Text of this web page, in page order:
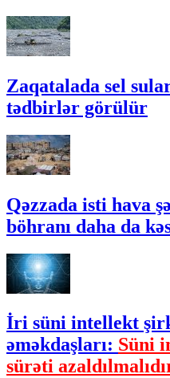
Zaqatalada sel
tədbirlər görülür
Qəzzada isti hava
böhranı daha da
İri süni intellekt
əməkdaşları: Süni
sürəti